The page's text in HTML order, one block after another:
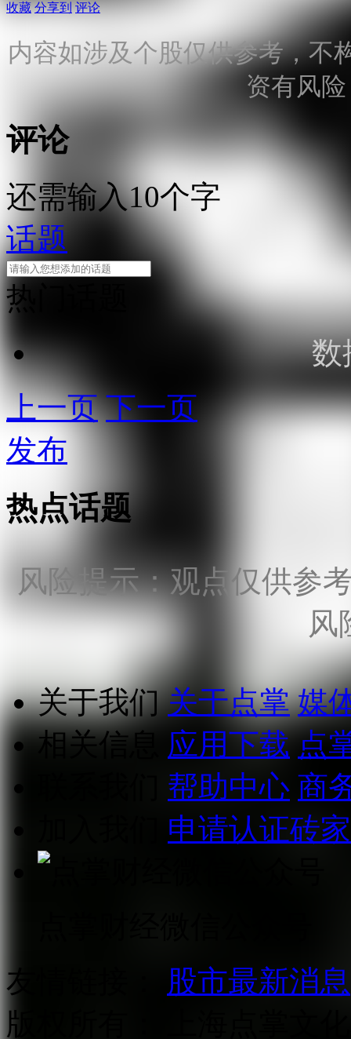
收藏 分享到 评论
内容如涉及个股仅供参考，不
资有风
评论
还需输入10个字
话题
热门话题
数
上一页 下一页
发布
热点话题
风险提示：观点仅供参
风
关于我们 关于点掌 媒
相关信息
应用下载 点
帮助中心 商
申请认证砖家
友情链接：
股市最新消息
版权所有：